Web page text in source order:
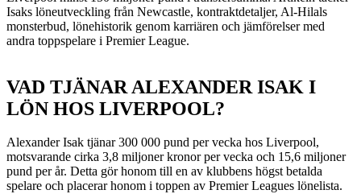
Isaks löneutveckling från Newcastle, kontraktdetaljer, Al-Hilals
monsterbud, lönehistorik genom karriären och jämförelser med
andra toppspelare i Premier League.
VAD TJÄNAR ALEXANDER ISAK I
LÖN HOS LIVERPOOL?
Alexander Isak tjänar 300 000 pund per vecka hos Liverpool,
motsvarande cirka 3,8 miljoner kronor per vecka och 15,6 miljoner
pund per år. Detta gör honom till en av klubbens högst betalda
spelare och placerar honom i toppen av Premier Leagues lönelista.